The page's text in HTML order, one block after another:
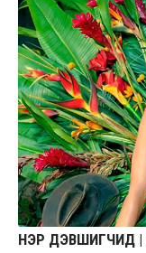
НЭР ДЭВШИГЧИД |